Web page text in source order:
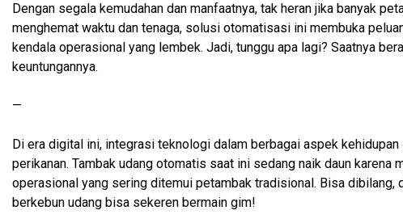
Dengan segala kemudahan dan manfaatnya, tak heran jika banyak
menghemat waktu dan tenaga, solusi otomatisasi ini membuka
kendala operasional yang lembek. Jadi, tunggu apa lagi? Saatnya
keuntungannya.
—
Di era digital ini, integrasi teknologi dalam berbagai aspek
perikanan. Tambak udang otomatis saat ini sedang naik daun
operasional yang sering ditemui petambak tradisional. Bisa dibilang,
berkebun udang bisa sekeren bermain gim!